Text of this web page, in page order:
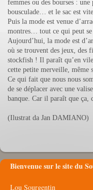
femmes ou des bourses :
bousculade… et le sac est
Puis la mode est venue
montres… tout ce qui peut se
Aujourd’hui, la mode est
où se trouvent des jeux, des
stockfish ! Il paraît qu’en
cette petite merveille, même
Ce qui fait que nous nous
de se déplacer avec une
banque. Car il paraît que ça,
(Ilustrat da Jan DAMIANO)
Bienvenue sur le site du
Lou Sourgentin